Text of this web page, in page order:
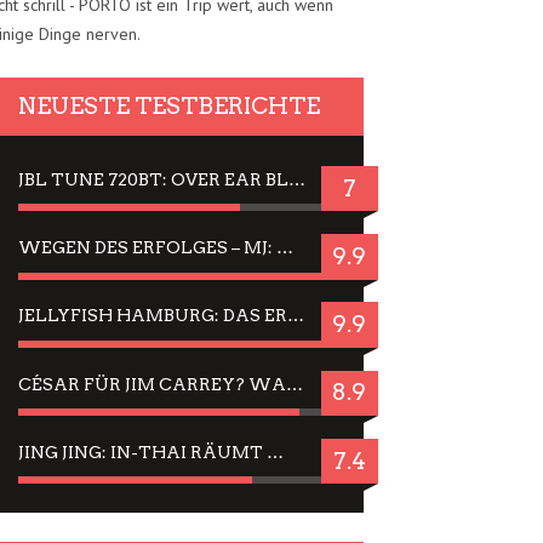
schrill - PORTO ist ein Trip wert, auch wenn
Dinge nerven.
NEUESTE TESTBERICHTE
JBL TUNE 720BT: OVER EAR BLUETOOTH KOPFHÖRER UM DIE 50,-€ IM DAUER-TEST 7
WEGEN DES ERFOLGES – MJ: MICHAEL JACKSON MUSICAL IN EINER MATINEE SEHEN 9.9
JELLYFISH HAMBURG: DAS ERFOLGREICHE SOMMER-MENÜ 2025 IN GEFÜHLEN UND BILDERN 9.9
CÉSAR FÜR JIM CARREY? WARUM DAS EINER DER NERVIGSTEN ACTORS IST UND BLEIBT 8.9
JING JING: IN-THAI RÄUMT WIEDER TITEL AB – EIN ZWEI-STUNDEN-ERLEBNISBERICHT 7.4